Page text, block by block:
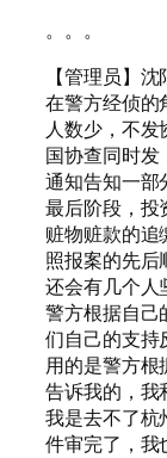
。。。
【管理员】
在警方经侦的
人数少，不
国协查同时发
通知告知一部
最后阶段，投
赃物赃款的追
照报案的先后
还会有几个人
警方根据自己
们自己的支持
用的是警方根
告诉我的，我
我是去不了杭
件审完了，我